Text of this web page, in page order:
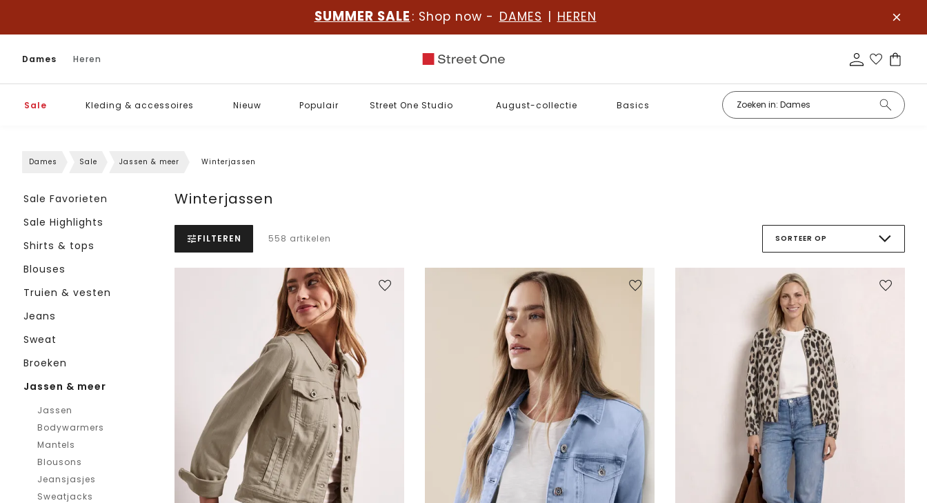
SUMMER SALE : Shop now - DAMES | HEREN
Dames Heren
Sale Kleding & accessoires Nieuw Populair Street One Studio August-collectie Basics
Dames Sale Jassen & meer Winterjassen
Sale Favorieten
Sale Highlights
Shirts & tops
Blouses
Truien & vesten
Jeans
Sweat
Broeken
Jassen & meer
Jassen
Bodywarmers
Mantels
Blousons
Jeansjasjes
Sweatjacks
Winterjassen
FILTEREN 558 artikelen SORTEER OP